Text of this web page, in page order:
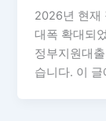
2026년 현재
대폭 확대되
정부지원대
습니다. 이 글